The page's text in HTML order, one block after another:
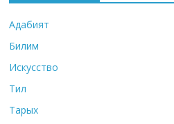
Адабият
Билим
Искусство
Тил
Тарых